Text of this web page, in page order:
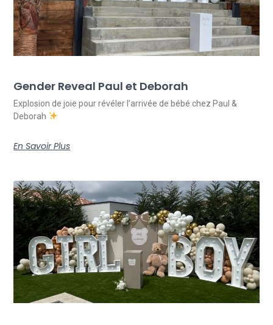
Gender Reveal Paul et Deborah
Explosion de joie pour révéler l’arrivée de bébé chez Paul &
Deborah
En Savoir Plus